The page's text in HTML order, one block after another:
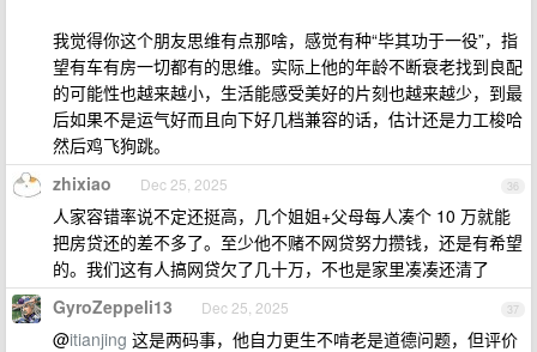
我觉得你这个朋友思维有点那啥，感觉有种“毕其功于一役”，指
望有车有房一切都有的思维。实际上他的年龄不断衰老找到良配
的可能性也越来越小，生活能感受美好的片刻也越来越少，到最
后如果不是运气好而且向下好几档兼容的话，估计还是力工梭哈
然后鸡飞狗跳。
36
zhixiao Dec 25, 2025
人家容错率说不定还挺高，几个姐姐+父母每人凑个 10 万就能
把房贷还的差不多了。至少他不赌不网贷努力攒钱，还是有希望
的。我们这有人搞网贷欠了几十万，不也是家里凑凑还清了
37
GyroZeppeli13 Dec 25, 2025
@itianjing 这是两码事，他自力更生不啃老是道德问题，但评价